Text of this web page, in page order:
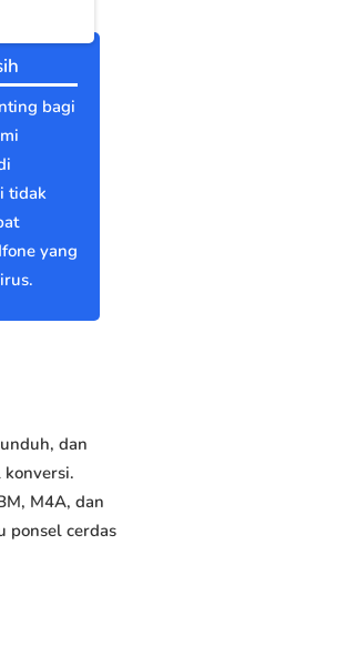
bagi
tidak
yang
dan
M4A, dan
ponsel cerdas